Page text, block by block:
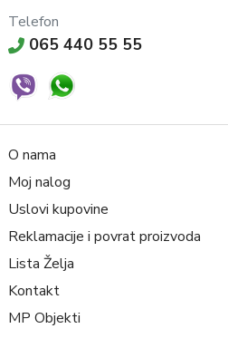
Telefon
065 440 55 55
O nama
Moj nalog
Uslovi kupovine
Reklamacije i povrat proizvoda
Lista Želja
Kontakt
MP Objekti